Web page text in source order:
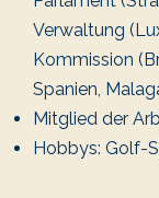
Verwaltung
Kommission
Spanien,
Mitglied der
Hobbys: Golf-